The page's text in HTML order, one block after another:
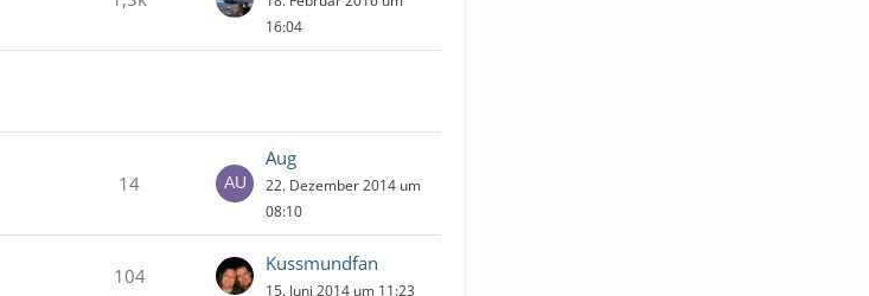
16:04
14
Aug
22. Dezember 2014 um
08:10
104
Kussmundfan
15. Juni 2014 um 11:23